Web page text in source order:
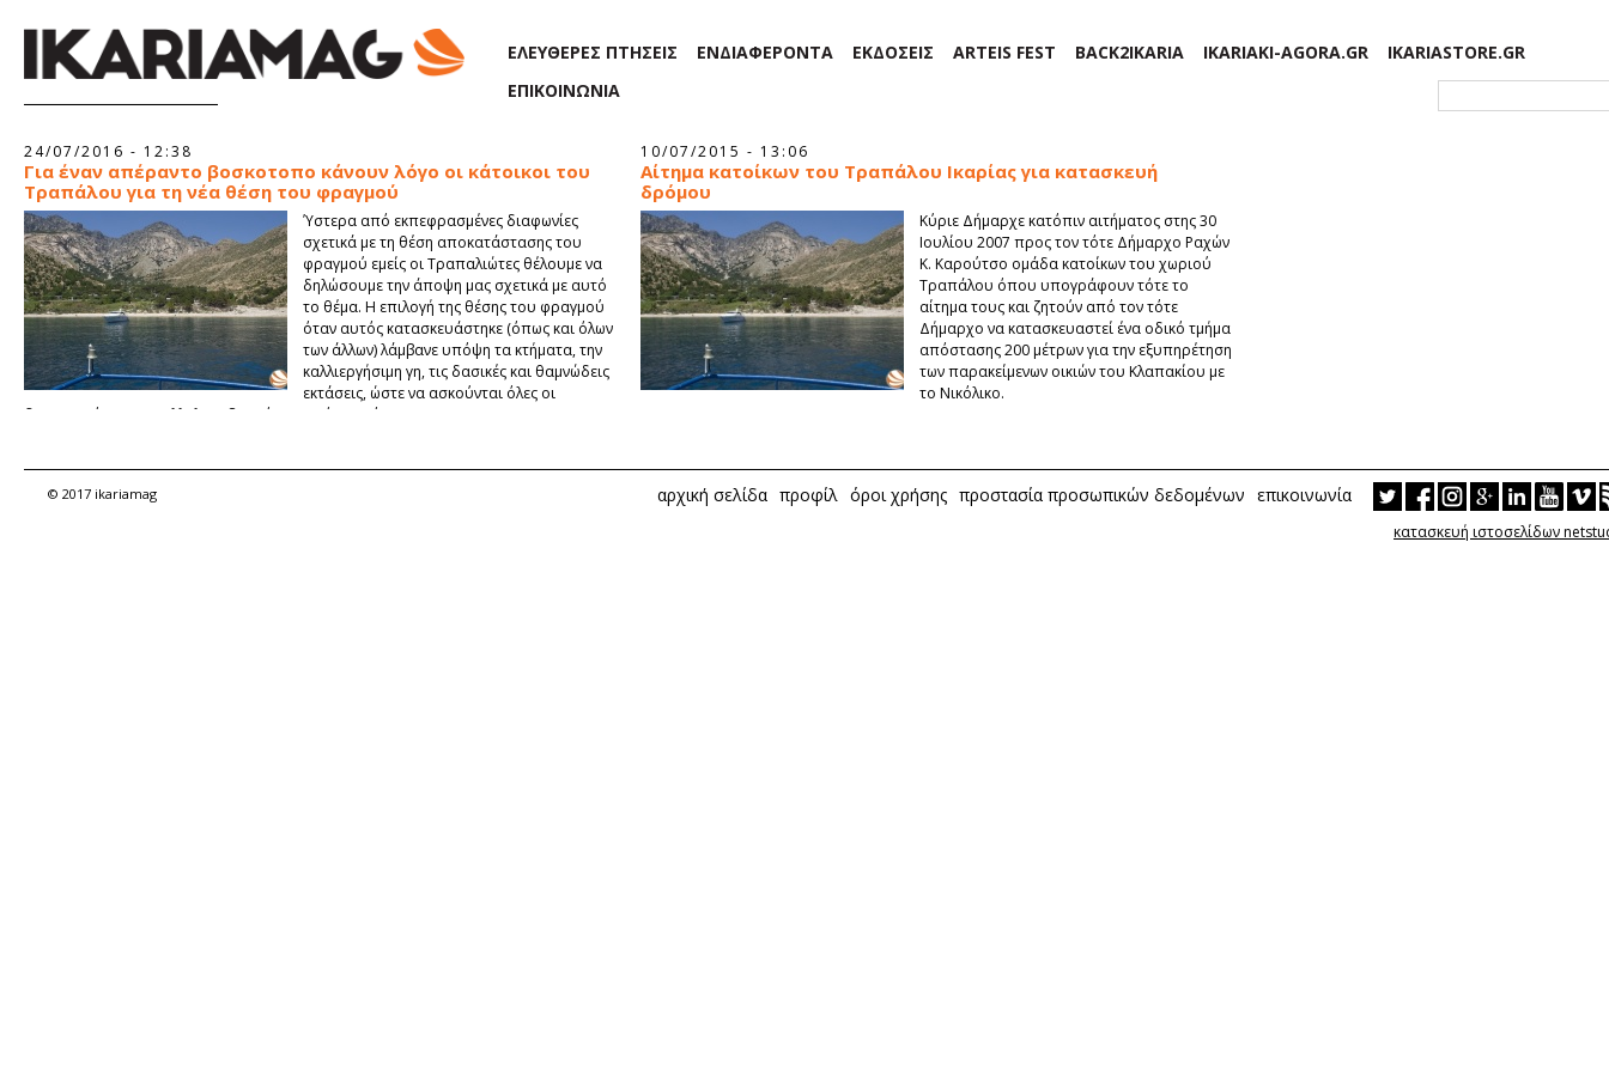
ΕΛΕΥΘΕΡΕΣ ΠΤΗΣΕΙΣ ΕΝΔΙΑΦΕΡΟΝΤΑ ΕΚΔΟΣΕΙΣ ARTEIS FEST BACK2IKARIA IKARIAKI-AGORA.GR
IKARIASTORE.GR
ΕΠΙΚΟΙΝΩΝΙΑ
24/07/2016 - 12:38
Για έναν απέραντο βοσκοτοπο κάνουν λόγο οι κάτοικοι του
Τραπάλου για τη νέα θέση του φραγμού
Ύστερα από εκπεφρασμένες διαφωνίες
σχετικά με τη θέση αποκατάστασης του
φραγμού εμείς οι Τραπαλιώτες θέλουμε να
δηλώσουμε την άποψη μας σχετικά με αυτό
το θέμα. Η επιλογή της θέσης του φραγμού
όταν αυτός κατασκευάστηκε (όπως και όλων
των άλλων) λάμβανε υπόψη τα κτήματα, την
καλλιεργήσιμη γη, τις δασικές και θαμνώδεις
εκτάσεις, ώστε να ασκούνται όλες οι
δραστηριότητες με αλληλοσεβασμό σε αυτό τον τόπο.
10/07/2015 - 13:06
Αίτημα κατοίκων του Τραπάλου Ικαρίας για κατασκευή
δρόμου
Κύριε Δήμαρχε κατόπιν αιτήματος στης 30
Ιουλίου 2007 προς τον τότε Δήμαρχο Ραχών
Κ. Καρούτσο ομάδα κατοίκων του χωριού
Τραπάλου όπου υπογράφουν τότε το
αίτημα τους και ζητούν από τον τότε
Δήμαρχο να κατασκευαστεί ένα οδικό τμήμα
απόστασης 200 μέτρων για την εξυπηρέτηση
των παρακείμενων οικιών του Κλαπακίου με
το Νικόλικο.
© 2017 ikariamag αρχική σελίδα προφίλ όροι χρήσης προστασία προσωπικών δεδομένων επικοινωνία
κατασκευή ιστοσελίδων